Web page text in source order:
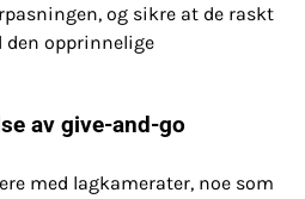
og sikre at de raskt
den opprinnelige
av give-and-go
med lagkamerater, noe som